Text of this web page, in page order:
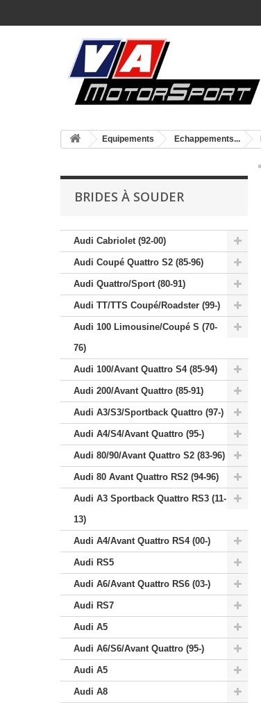
Equipements Echappements...
BRIDES À SOUDER
Audi Cabriolet (92-00)
Audi Coupé Quattro S2 (85-96)
Audi Quattro/Sport (80-91)
Audi TT/TTS Coupé/Roadster (99-)
Audi 100 Limousine/Coupé S (70-
76)
Audi 100/Avant Quattro S4 (85-94)
Audi 200/Avant Quattro (85-91)
Audi A3/S3/Sportback Quattro (97-)
Audi A4/S4/Avant Quattro (95-)
Audi 80/90/Avant Quattro S2 (83-96)
Audi 80 Avant Quattro RS2 (94-96)
Audi A3 Sportback Quattro RS3 (11-
13)
Audi A4/Avant Quattro RS4 (00-)
Audi RS5
Audi A6/Avant Quattro RS6 (03-)
Audi RS7
Audi A5
Audi A6/S6/Avant Quattro (95-)
Audi A5
Audi A8